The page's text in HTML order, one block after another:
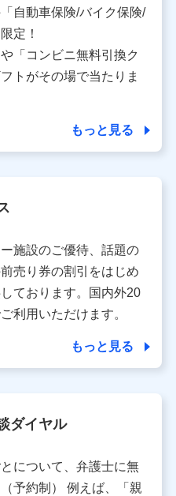
会社の保険その他に関する
持管理等の委託業務遂行の
連する当社、株式会社NTT
ビスを案内、提供するため
ビス利用履歴、ウェブサイ
契約内容等のパーソナルデ
趣味・嗜好・傾向に応じた
理等付帯業務を行うため
責任を有する者の名称・住
利用者（詳細は次のとお
1号 山王パークタワー
役社長 前田 義晃
10 アーバンネット日本橋
モは、お客さまの情報を利
を順守します 。
ードの「第三者提供の管
自動車保険/バイク保険/
定！
「コンビニ無料引換ク
トがその場で当たりま
もっと見る
施設のご優待、話題の
売り券の割引をはじめ
ております。国内外20
利用いただけます。
もっと見る
ダイヤル
について、弁護士に無
予約制） 例えば、「親